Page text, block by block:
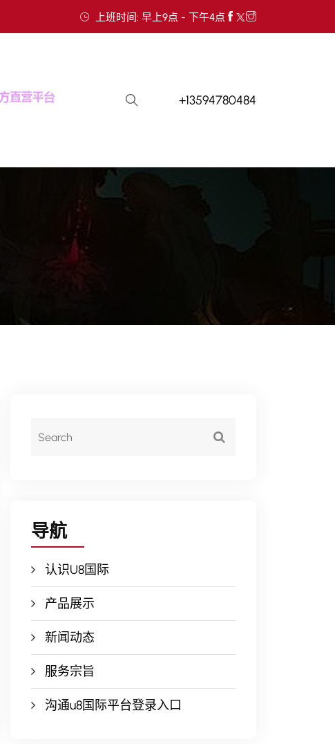
上班时间: 早上9点 - 下午4点
+13594780484
导航
认识U8国际
产品展示
新闻动态
服务宗旨
沟通u8国际平台登录入口